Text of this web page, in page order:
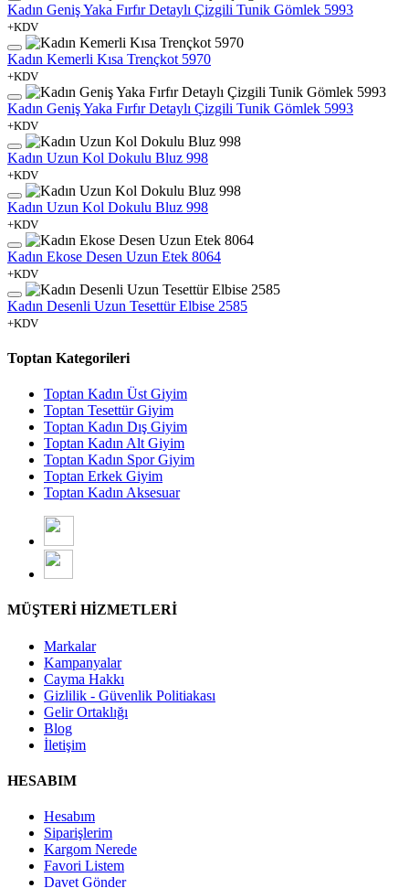
Kadın Geniş Yaka Fırfır Detaylı Çizgili Tunik Gömlek 5993
+KDV
Kadın Kemerli Kısa Trençkot 5970
+KDV
Kadın Geniş Yaka Fırfır Detaylı Çizgili Tunik Gömlek 5993
+KDV
Kadın Uzun Kol Dokulu Bluz 998
+KDV
Kadın Uzun Kol Dokulu Bluz 998
+KDV
Kadın Ekose Desen Uzun Etek 8064
+KDV
Kadın Desenli Uzun Tesettür Elbise 2585
+KDV
Toptan Kategorileri
Toptan Kadın Üst Giyim
Toptan Tesettür Giyim
Toptan Kadın Dış Giyim
Toptan Kadın Alt Giyim
Toptan Kadın Spor Giyim
Toptan Erkek Giyim
Toptan Kadın Aksesuar
MÜŞTERİ HİZMETLERİ
Markalar
Kampanyalar
Cayma Hakkı
Gizlilik - Güvenlik Politiakası
Gelir Ortaklığı
Blog
İletişim
HESABIM
Hesabım
Siparişlerim
Kargom Nerede
Favori Listem
Davet Gönder